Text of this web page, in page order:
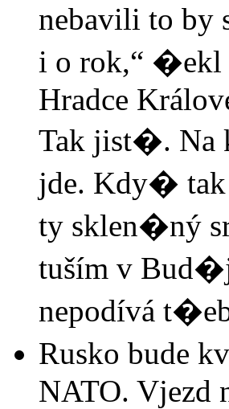
nebavili to by
i o rok,“ �ekl
Hradce
Tak jist�. Na
jde. Kdy�
ty sklen�ný
tuším v
nepodívá
Rusko bude
NATO. Vjezd